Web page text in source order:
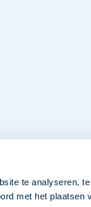
te analyseren,
met het plaatsen